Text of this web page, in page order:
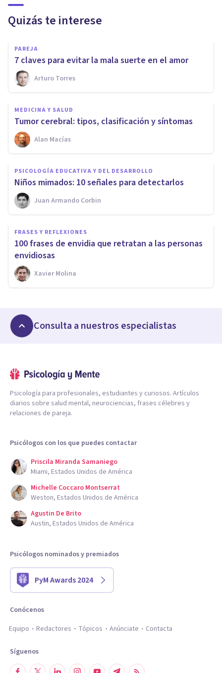
Quizás te interese
PAREJA
​7 claves para evitar la mala suerte en el amor
Arturo Torres
MEDICINA Y SALUD
​Tumor cerebral: tipos, clasificación y síntomas
Alan Macías
PSICOLOGÍA EDUCATIVA Y DEL DESARROLLO
​Niños mimados: 10 señales para detectarlos
Juan Armando Corbin
FRASES Y REFLEXIONES
100 frases de envidia que retratan a las personas
envidiosas
Xavier Molina
Consulta a nuestros especialistas
Psicología para profesionales, estudiantes y curiosos. Artículos
diarios sobre salud mental, neurociencias, frases célebres y
relaciones de pareja.
Psicólogos con los que puedes contactar
Priscila Miranda Samaniego
Miami, Estados Unidos de América
Michelle Coccaro Montserrat
Weston, Estados Unidos de América
Agustin De Brito
Austin, Estados Unidos de América
Psicólogos nominados y premiados
PyM Awards 2024
Conócenos
Equipo
Redactores Tópicos Anúnciate Contacta
Síguenos